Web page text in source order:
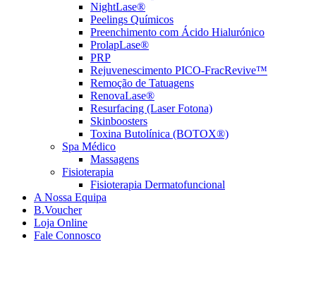
NightLase®
Peelings Químicos
Preenchimento com Ácido Hialurónico
ProlapLase®
PRP
Rejuvenescimento PICO-FracRevive™
Remoção de Tatuagens
RenovaLase®
Resurfacing (Laser Fotona)
Skinboosters
Toxina Butolínica (BOTOX®)
Spa Médico
Massagens
Fisioterapia
Fisioterapia Dermatofuncional
A Nossa Equipa
B.Voucher
Loja Online
Fale Connosco